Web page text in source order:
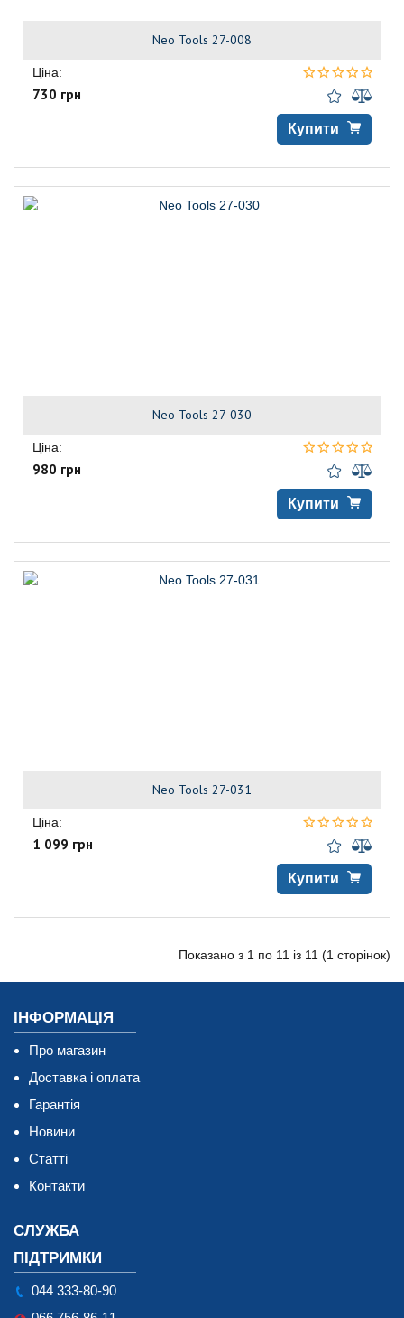
Neo Tools 27-008
Ціна:
730 грн
Купити
Neo Tools 27-030
Ціна:
980 грн
Купити
Neo Tools 27-031
Ціна:
1 099 грн
Купити
Показано з 1 по 11 із 11 (1 сторінок)
ІНФОРМАЦІЯ
Про магазин
Доставка і оплата
Гарантія
Новини
Статті
Контакти
СЛУЖБА
ПІДТРИМКИ
044 333-80-90